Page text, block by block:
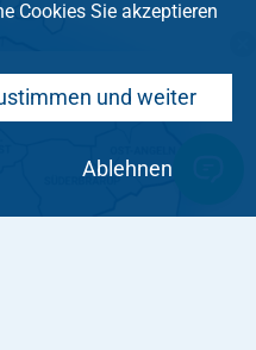
Cookies Sie akzeptieren
und weiter
Ablehnen
des Kirchenkreises